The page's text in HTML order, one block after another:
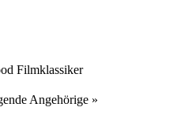
Filmklassiker
Angehörige »